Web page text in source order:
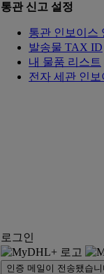
통관 신고 설정
통관 인보이스
발송물 TAX ID
내 물품 리스트
전자 세관 인보
로그인
인증 메일이 전송됐습니